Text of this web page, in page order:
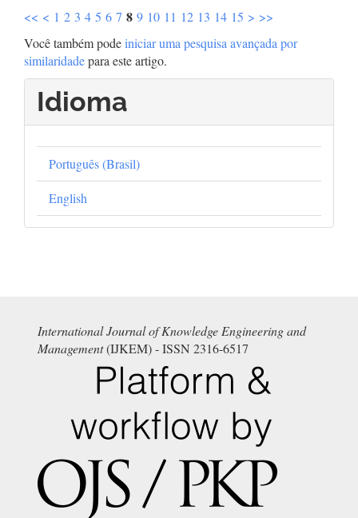
<< < 1 2 3 4 5 6 7 8 9 10 11 12 13 14 15 > >>
Você também podeiniciar uma pesquisa avançada por
similaridadepara este artigo.
Idioma
Português (Brasil)
English
International Journal of Knowledge Engineering and
Management(IJKEM) - ISSN 2316-6517